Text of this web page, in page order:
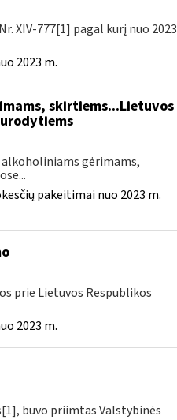
XIV-777[1] pagal kurį nuo 2023
2023 m.
skirtiems...Lietuvos
gėrimams,
pakeitimai nuo 2023 m.
prie Lietuvos Respublikos
2023 m.
buvo priimtas Valstybinės